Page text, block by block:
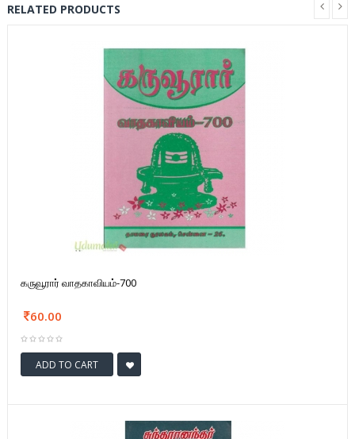
RELATED PRODUCTS
கருவூரார் வாதகாவியம்-700
60.00
ADD TO CART